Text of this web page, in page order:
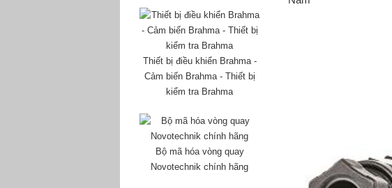
Thiết bị điều khiển Brahma -
Cảm biến Brahma - Thiết bị
kiểm tra Brahma
Bộ mã hóa vòng quay
Novotechnik chính hãng